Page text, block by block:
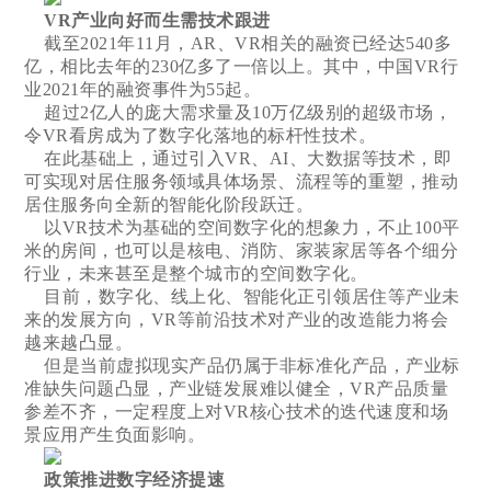
VR产业向好而生需技术跟进
截至2021年11月，AR、VR相关的融资已经达540多
亿，相比去年的230亿多了一倍以上。其中，中国VR行
业2021年的融资事件为55起。
超过2亿人的庞大需求量及10万亿级别的超级市场，
令VR看房成为了数字化落地的标杆性技术。
在此基础上，通过引入VR、AI、大数据等技术，即
可实现对居住服务领域具体场景、流程等的重塑，推动
居住服务向全新的智能化阶段跃迁。
以VR技术为基础的空间数字化的想象力，不止100平
米的房间，也可以是核电、消防、家装家居等各个细分
行业，未来甚至是整个城市的空间数字化。
目前，数字化、线上化、智能化正引领居住等产业未
来的发展方向，VR等前沿技术对产业的改造能力将会
越来越凸显。
但是当前虚拟现实产品仍属于非标准化产品，产业标
准缺失问题凸显，产业链发展难以健全，VR产品质量
参差不齐，一定程度上对VR核心技术的迭代速度和场
景应用产生负面影响。
政策推进数字经济提速